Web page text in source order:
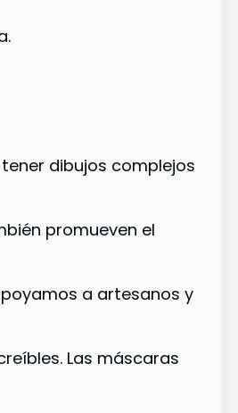
dibujos complejos
promueven el
a artesanos y
Las máscaras